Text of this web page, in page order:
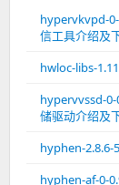
hypervkvpd-
信工具介绍及
hwloc-libs-
hypervvssd-
储驱动介绍及
hyphen-2.8.6-
hyphen-af-0-